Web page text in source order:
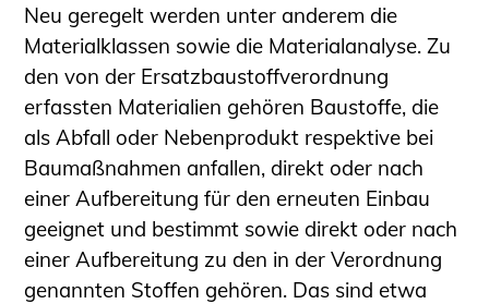
Schüler und Studierende
Projekte für Schülerinnen und Schüler
START.ING. Das Studierenden Praxis-
Programm
Wissenswertes für Studierende
Wettbewerbe für Studierende
BLING.BLING.
Kammer Newsletter
Presse
Neu geregelt werden unter anderem die
Materialklassen sowie die Materialanalyse. Zu
den von der Ersatzbaustoffverordnung
erfassten Materialien gehören Baustoffe, die
als Abfall oder Nebenprodukt respektive bei
Baumaßnahmen anfallen, direkt oder nach
einer Aufbereitung für den erneuten Einbau
geeignet und bestimmt sowie direkt oder nach
einer Aufbereitung zu den in der Verordnung
genannten Stoffen gehören. Das sind etwa